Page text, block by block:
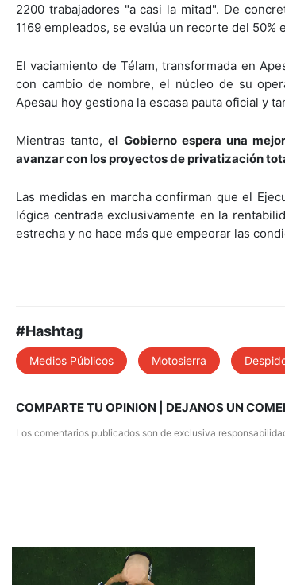
2200 trabajadores "a casi la mitad". De
1169 empleados, se evalúa un recorte del 50%
El vaciamiento de Télam, transformada en
con cambio de nombre, el núcleo de su
Apesau hoy gestiona la escasa pauta oficial y
Mientras tanto,el Gobierno espera una
avanzar con los proyectos de privatización
Las medidas en marcha confirman que el
lógica centrada exclusivamente en la
estrecha y no hace más que empeorar las
#Hashtag
Medios Públicos Motosierra
COMPARTE TU OPINION | DEJANOS UN
Los comentarios publicados son de exclusiva